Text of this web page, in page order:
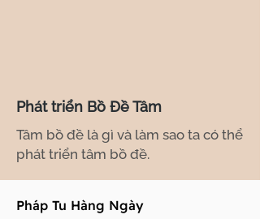
Phát triển Bồ Đề Tâm
Tâm bồ đề là gì và làm sao ta có thể
phát triển tâm bồ đề.
Pháp Tu Hàng Ngày